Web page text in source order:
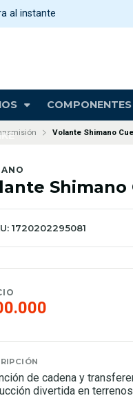
COMPONENTES
al instante
Volante Shimano
Shimano
1720202295081
de cadena y
divertida en